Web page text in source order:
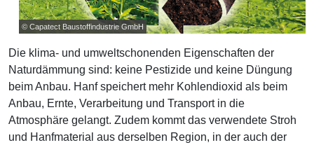
© Capatect Baustoffindustrie GmbH
Die klima- und umweltschonenden Eigenschaften der
Naturdämmung sind: keine Pestizide und keine Düngung
beim Anbau. Hanf speichert mehr Kohlendioxid als beim
Anbau, Ernte, Verarbeitung und Transport in die
Atmosphäre gelangt. Zudem kommt das verwendete Stroh
und Hanfmaterial aus derselben Region, in der auch der